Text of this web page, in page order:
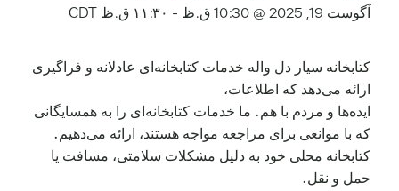
آگوست 19, 2025 @ 10:30 ق.ظ - ۱۱:۳۰ ق.ظ CDT
کتابخانه سیار دل واله خدمات کتابخانه‌ای عادلانه و فراگیری
ارائه می‌دهد که اطلاعات،
ایده‌ها و مردم با هم. ما خدمات کتابخانه‌ای را به همسایگانی
که با موانعی برای مراجعه مواجه هستند، ارائه می‌دهیم.
کتابخانه محلی خود به دلیل مشکلات سلامتی، مسافت یا
حمل و نقل.